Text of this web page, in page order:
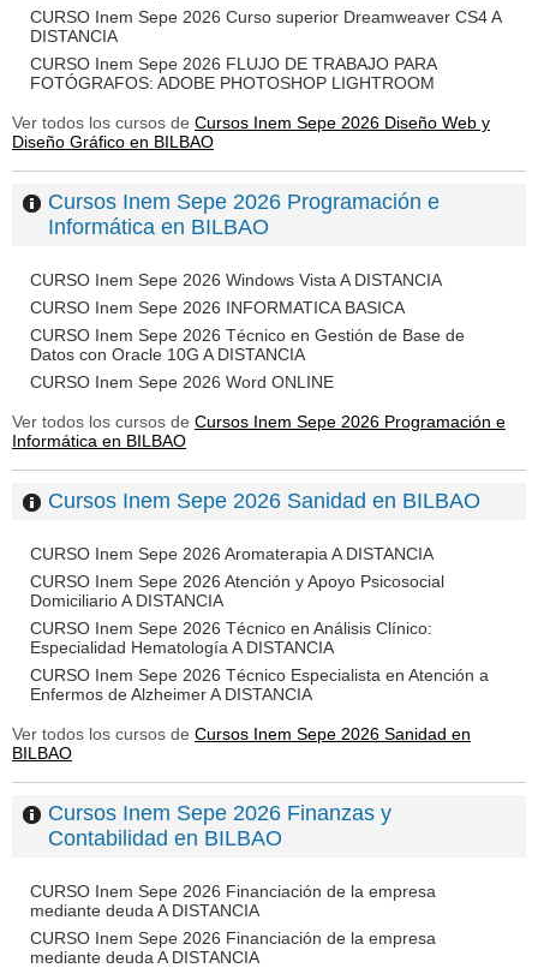
CURSO Inem Sepe 2026 Curso superior Dreamweaver CS4 A
DISTANCIA
CURSO Inem Sepe 2026 FLUJO DE TRABAJO PARA
FOTÓGRAFOS: ADOBE PHOTOSHOP LIGHTROOM
Ver todos los cursos de Cursos Inem Sepe 2026 Diseño Web y
Diseño Gráfico en BILBAO
Cursos Inem Sepe 2026 Programación e
Informática en BILBAO
CURSO Inem Sepe 2026 Windows Vista A DISTANCIA
CURSO Inem Sepe 2026 INFORMATICA BASICA
CURSO Inem Sepe 2026 Técnico en Gestión de Base de
Datos con Oracle 10G A DISTANCIA
CURSO Inem Sepe 2026 Word ONLINE
Ver todos los cursos de Cursos Inem Sepe 2026 Programación e
Informática en BILBAO
Cursos Inem Sepe 2026 Sanidad en BILBAO
CURSO Inem Sepe 2026 Aromaterapia A DISTANCIA
CURSO Inem Sepe 2026 Atención y Apoyo Psicosocial
Domiciliario A DISTANCIA
CURSO Inem Sepe 2026 Técnico en Análisis Clínico:
Especialidad Hematología A DISTANCIA
CURSO Inem Sepe 2026 Técnico Especialista en Atención a
Enfermos de Alzheimer A DISTANCIA
Ver todos los cursos de Cursos Inem Sepe 2026 Sanidad en
BILBAO
Cursos Inem Sepe 2026 Finanzas y
Contabilidad en BILBAO
CURSO Inem Sepe 2026 Financiación de la empresa
mediante deuda A DISTANCIA
CURSO Inem Sepe 2026 Financiación de la empresa
mediante deuda A DISTANCIA